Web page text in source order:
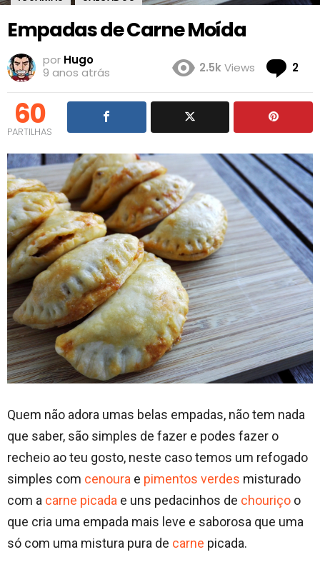
Empadas de Carne Moída
por Hugo
9 anos atrás
2.5kViews 2
60
PARTILHAS
Quem não adora umas belas empadas, não tem nada
que saber, são simples de fazer e podes fazer o
recheio ao teu gosto, neste caso temos um refogado
simples com cenoura e pimentos verdes misturado
com a carne picada e uns pedacinhos de chouriço o
que cria uma empada mais leve e saborosa que uma
só com uma mistura pura de carne picada.